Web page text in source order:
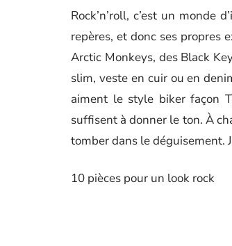
Rock’n’roll, c’est un monde
repères, et donc ses propres
Arctic Monkeys, des Black
slim, veste en cuir ou en
aiment le style biker façon
suffisent à donner le ton. À
tomber dans le déguisement.
10 pièces pour un look rock